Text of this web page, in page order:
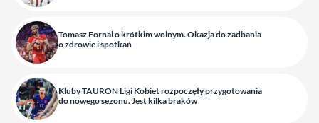
Tomasz Fornal o krótkim wolnym. Okazja do zadbania
o zdrowie i spotkań
Kluby TAURON Ligi Kobiet rozpoczęły przygotowania
do nowego sezonu. Jest kilka braków